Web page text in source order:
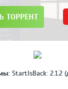
ТОРРЕНТ
StartIsBack: 2.1.2